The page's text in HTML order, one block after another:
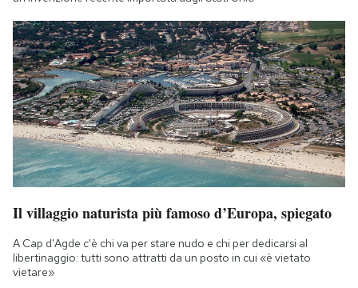
Il villaggio naturista più famoso d’Europa, spiegato
A Cap d'Agde c'è chi va per stare nudo e chi per dedicarsi al
libertinaggio: tutti sono attratti da un posto in cui «è vietato
vietare»